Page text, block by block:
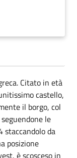
Citato in età
castello,
il borgo, col
le
staccandolo da
posizione
è scosceso in